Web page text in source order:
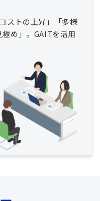
ストの上昇」「多様
め」。GAITを活用